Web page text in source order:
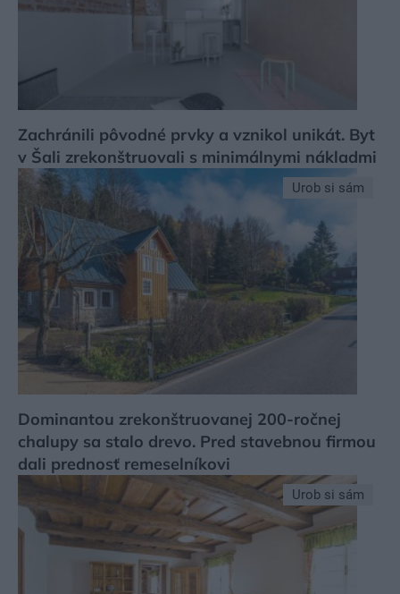
Zachránili pôvodné prvky a vznikol unikát. Byt
v Šali zrekonštruovali s minimálnymi nákladmi
Urob si sám
Dominantou zrekonštruovanej 200-ročnej
chalupy sa stalo drevo. Pred stavebnou firmou
dali prednosť remeselníkovi
Urob si sám